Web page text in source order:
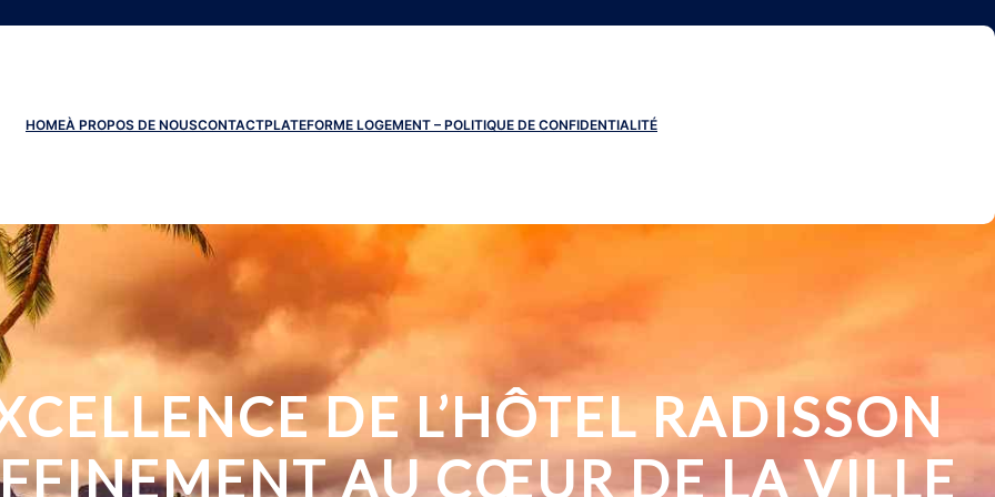
HOMEÀ PROPOS DE NOUSCONTACTPLATEFORME LOGEMENT – POLITIQUE DE CONFIDENTIALITÉ
DE L’HÔTEL RADISSON
AU CŒUR DE LA VILLE